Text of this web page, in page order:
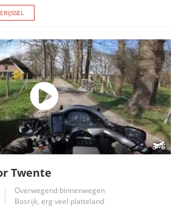
Twente
Overwegend binnenwegen
Bosrijk, erg veel platteland